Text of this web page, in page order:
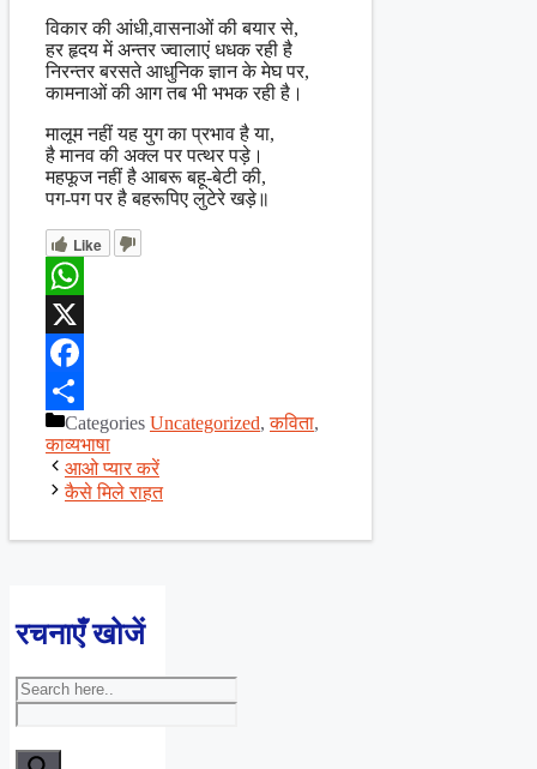
विकार की आंधी,वासनाओं की बयार से,
हर हृदय में अन्तर ज्वालाएं धधक रही है
निरन्तर बरसते आधुनिक ज्ञान के मेघ पर,
कामनाओं की आग तब भी भभक रही है।
मालूम नहीं यह युग का प्रभाव है या,
है मानव की अक्ल पर पत्थर पड़े।
महफूज नहीं है आबरू बहू-बेटी की,
पग-पग पर है बहरूपिए लुटेरे खड़े॥
Like
WhatsApp
X
Facebook
ShareCategories Uncategorized,कविता,
काव्यभाषा
आओ प्यार करें
कैसे मिले राहत
रचनाएँ खोजें